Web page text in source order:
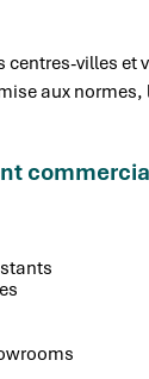
villes et
aux